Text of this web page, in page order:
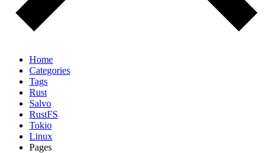
Home
Categories
Tags
Rust
Salvo
RustFS
Tokio
Linux
Pages